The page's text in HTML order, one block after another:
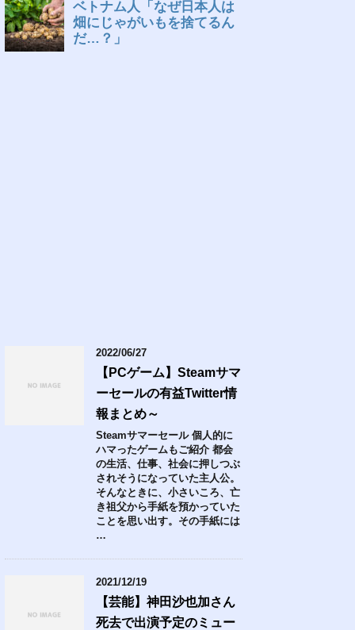
2022/06/27
【PCゲーム】Steamサマ
ーセールの有益Twitter情
報まとめ～
Steamサマーセール 個人的に
ハマったゲームもご紹介 都会
の生活、仕事、社会に押しつぶ
されそうになっていた主人公。
そんなときに、小さいころ、亡
き祖父から手紙を預かっていた
ことを思い出す。その手紙には
…
2021/12/19
【芸能】神田沙也加さん
死去で出演予定のミュー